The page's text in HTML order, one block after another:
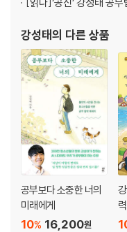
강성태의 다른 상품
공부보다 소중한 너의
미래에게
16,200원
10%